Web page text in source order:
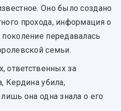
Оно было создано
прохода, информация о
передавалась
семьи.
ответственных за
Кердина убила,
она одна знала о его